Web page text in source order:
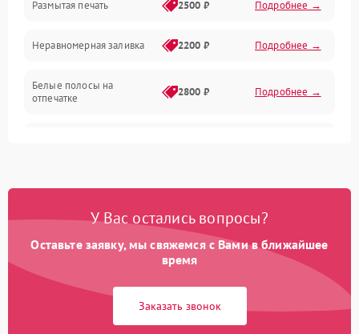
Панель управления и индикация
Режим работы
Питание и запуск
Размытая печать 2500 ₽ Подробнее →
Неравномерная заливка 2200 ₽ Подробнее →
Белые полосы на
отпечатке
2800 ₽ Подробнее →
У Вас остались вопросы?
Оставьте заявку, мы свяжемся с Вами в ближайшее
время
Заказать звонок